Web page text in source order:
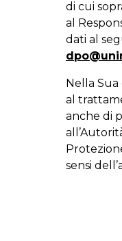
di cui
al
dati al
Nella
al
anche di
sensi